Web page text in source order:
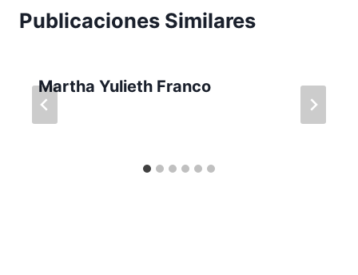
Publicaciones Similares
Martha Yulieth Franco